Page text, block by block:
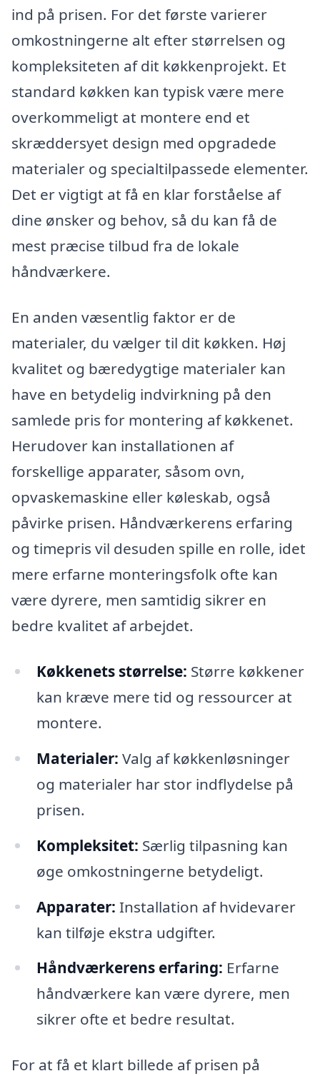
ind på prisen. For det første varierer
omkostningerne alt efter størrelsen og
kompleksiteten af dit køkkenprojekt. Et
standard køkken kan typisk være mere
overkommeligt at montere end et
skræddersyet design med opgradede
materialer og specialtilpassede elementer.
Det er vigtigt at få en klar forståelse af
dine ønsker og behov, så du kan få de
mest præcise tilbud fra de lokale
håndværkere.
En anden væsentlig faktor er de
materialer, du vælger til dit køkken. Høj
kvalitet og bæredygtige materialer kan
have en betydelig indvirkning på den
samlede pris for montering af køkkenet.
Herudover kan installationen af
forskellige apparater, såsom ovn,
opvaskemaskine eller køleskab, også
påvirke prisen. Håndværkerens erfaring
og timepris vil desuden spille en rolle, idet
mere erfarne monteringsfolk ofte kan
være dyrere, men samtidig sikrer en
bedre kvalitet af arbejdet.
Køkkenets størrelse: Større køkkener
kan kræve mere tid og ressourcer at
montere.
Materialer: Valg af køkkenløsninger
og materialer har stor indflydelse på
prisen.
Kompleksitet: Særlig tilpasning kan
øge omkostningerne betydeligt.
Apparater: Installation af hvidevarer
kan tilføje ekstra udgifter.
Håndværkerens erfaring: Erfarne
håndværkere kan være dyrere, men
sikrer ofte et bedre resultat.
For at få et klart billede af prisen på